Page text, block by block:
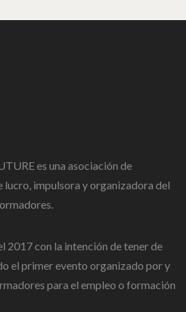
es una asociación de
lucro, impulsora y organizadora del
2017 con la intención de tener de
el primer evento organizado por y
para el empleo o formación